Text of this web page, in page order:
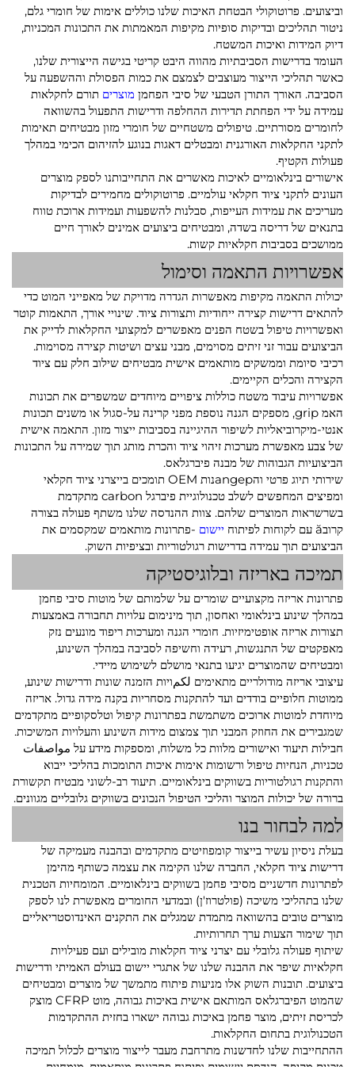
וביצועים. פרוטוקולי הבטחת האיכות שלנו כוללים אימות של חומרי גלם,
ניטור תהליכים ובדיקות סופיות מקיפות המאמתות את התכונות המכניות,
דיוק המידות ואיכות המשטח.
העומד בדרישות הסביבתיות מהווה היבט קריטי בגישה הייצורית שלנו,
כאשר תהליכי הייצור מעוצבים לצמצם את כמות הפסולת וההשפעה על
הסביבה. האורך התורן הטבעי של סיבי הפחמן מוצרים תורם לחקלאות
עמידה על ידי הפחתת תדירות ההחלפה ודרישות התפעול בהשוואה
לחומרים מסורתיים. טיפולים משטחיים של חומרי מזון מבטיחים תאימות
לתקני החקלאות האורגנית ומבטלים דאגות בנוגע להזיהום הכימי במהלך
פעולות הקטיף.
אישורים בינלאומיים לאיכות מאשרים את התחייבותנו לספק מוצרים
העונים לתקני ציוד חקלאי עולמיים. פרוטוקולים מחמירים לבדיקות
מעריכים את עמידות העייפות, סבלנות להשפעות ועמידות ארוכת טווח
בתנאים של דריסה בשדה, ומבטיחים ביצועים אמינים לאורך חיים
ממושכים בסביבות חקלאיות קשות.
אפשרויות התאמה וסימול
יכולות התאמה מקיפות מאפשרות הגדרה מדויקת של מאפייני המוט כדי
להתאים דרישות קצירה ייחודיות ותצורות ציוד. שינויי אורך, התאמות קוטר
ואפשרויות טיפול בשטח הפנים מאפשרים למקצועי החקלאות לדייק את
הביצועים עבור זני זיתים מסוימים, מבני עצים ושיטות קצירה מסוימות.
רכיבי סיומת וממשקים מותאמים אישית מבטיחים שילוב חלק עם ציוד
הקצירה והכלים הקיימים.
אפשרויות עיבוד משטח כוללות ציפויים מיוחדים שמשפרים את תכונות
האמ grip, מספקים הגנה נוספת מפני קרינה על-סגול או משנים תכונות
אנטי-מיקרוביאליות לשיפור ההיגיינה בסביבות ייצור מזון. התאמה אישית
של צבע מאפשרת מערכות זיהוי ציוד והכרת מותג תוך שמירה על התכונות
הביצועיות הגבוהות של מבנה פיברגלאס.
שירותי תיוג פרטי והangepנות OEM תומכים בייצרני ציוד חקלאי
ומפיצים המחפשים לשלב טכנולוגיית פיברגל carbon מתקדמת
בשרשראות המוצרים שלהם. צוות ההנדסה שלנו משתף פעולה בצורה
קרובă עם לקוחות לפיתוח
יישום -פתרונות מותאמים שמקסמים את
הביצועים תוך עמידה בדרישות רגולטוריות ובציפיות השוק.
תמיכה באריזה ובלוגיסטיקה
פתרונות אריזה מקצועיים שומרים על שלמותם של מוטות סיבי פחמן
במהלך שינוע בינלאומי ואחסון, תוך מינימום עלויות תחבורה באמצעות
תצורות אריזה אופטימיזיות. חומרי הגנה ומערכות ריפוד מונעים נזק
מאפקטים של התנגשות, רעידה וחשיפה לסביבה במהלך השינוע,
ומבטיחים שהמוצרים יגיעו בתנאי מושלם לשימוש מיידי.
עיצובי אריזה מודולריים מתאימים لكمויות הזמנה שונות ודרישות שינוע,
ממוטות חלופיים בודדים ועד להתקנות מסחריות בקנה מידה גדול. אריזה
מיוחדת למוטות ארוכים משתמשת בפתרונות קיפול וטלסקופיים מתקדמים
שמגבירים את החוזק המבני תוך צמצום מידות השינוע והעלויות המשיכות.
חבילות תיעוד ואישורים מלוות כל משלוח, ומספקות מידע על مواصفات
טכניות, הנחיות טיפול ורשומות אימות איכות התומכות בהליכי ייבוא
והתקנות רגולטוריות בשווקים בינלאומיים. תיעוד רב-לשוני מבטיח תקשורת
ברורה של יכולות המוצר והליכי הטיפול הנכונים בשווקים גלובליים מגוונים.
למה לבחור בנו
בעלת ניסיון עשיר בייצור קומפוזיטים מתקדמים ובהבנה מעמיקה של
דרישות ציוד חקלאי, החברה שלנו הקימה את עצמה כשותף מהימן
לפתרונות חדשניים מסיבי פחמן בשווקים בינלאומיים. המומחיות הטכנית
שלנו בתהליכי משיכה (פולטרוז'ן) ובמדעי החומרים מאפשרת לנו לספק
מוצרים טובים בהשוואה מתמדת שמגלים את התקנים האינדוסטריאליים
תוך שימור הצעות ערך תחרותיות.
שיתוף פעולה גלובלי עם יצרני ציוד חקלאות מובילים ועם פעילויות
חקלאיות שיפר את ההבנה שלנו של אתגרי יישום בעולם האמיתי ודרישות
ביצועים. תובנות השוק אלו מניעות פיתוח מתמשך של מוצרים ומבטיחים
שהמוט הפיברגלאס המותאם אישית באיכות גבוהה, מוט CFRP מוצק
לכריסת זיתים, מוצר פחמן באיכות גבוהה ישארו בחזית ההתקדמות
הטכנולוגית בתחום החקלאות.
ההתחייבות שלנו לחדשנות מתרחבת מעבר לייצור מוצרים לכלול תמיכה